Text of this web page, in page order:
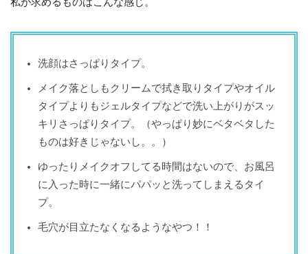
洗顔はさっぱりタイプ。
メイク落としもクリームで拭き取りタイプやオイル
タイプよりもジェルタイプなどで洗い上がりがスッ
キリさっぱりタイプ。（やっぱり妙にベタベタした
ものは好きじゃないし。。）
ゆったりメイクオフしてる時間はないので、お風呂
に入った時に一緒にパパッと洗ってしまえるタイ
プ。
毛穴が目立たなくなるようなやつ！！